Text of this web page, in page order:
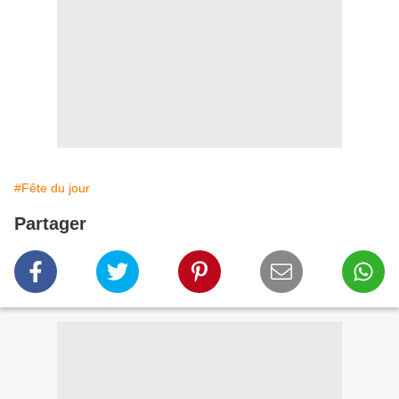
#Fête du jour
Partager